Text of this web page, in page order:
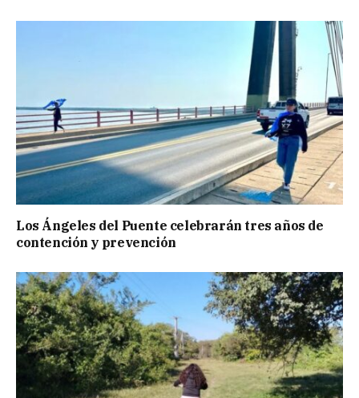
Los Ángeles del Puente celebrarán tres años de
contención y prevención